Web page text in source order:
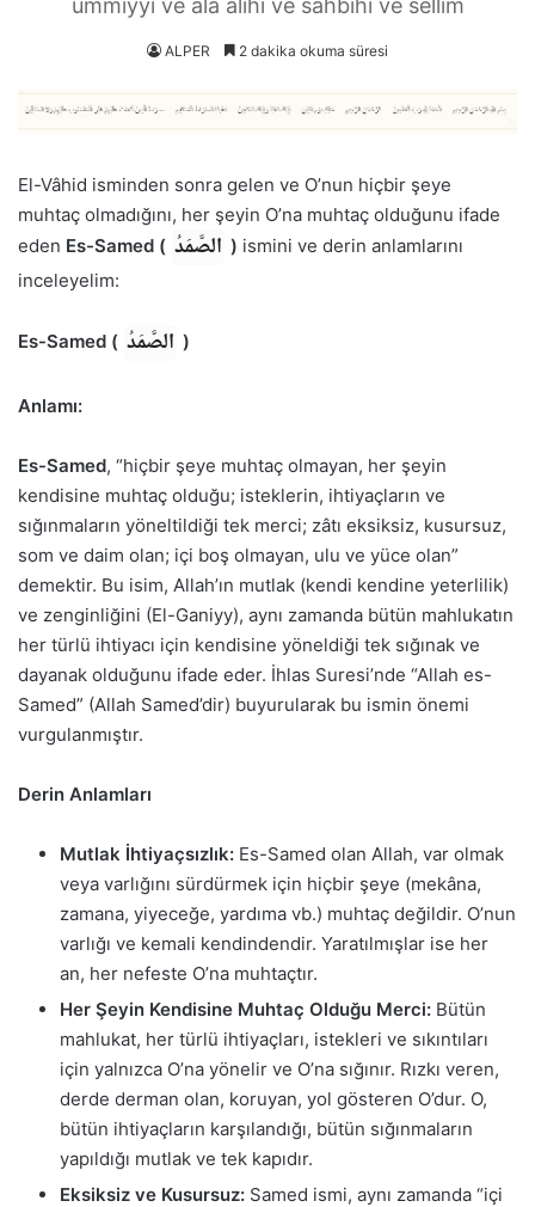
ümmiyyi ve alâ âlihî ve sahbihî ve sellim
ALPER 2 dakika okuma süresi
El-Vâhid isminden sonra gelen ve O’nun hiçbir şeye
muhtaç olmadığını, her şeyin O’na muhtaç olduğunu ifade
eden Es-Samed ( الصَّمَدُ ) ismini ve derin anlamlarını
inceleyelim:
Es-Samed ( الصَّمَدُ )
Anlamı:
Es-Samed, “hiçbir şeye muhtaç olmayan, her şeyin
kendisine muhtaç olduğu; isteklerin, ihtiyaçların ve
sığınmaların yöneltildiği tek merci; zâtı eksiksiz, kusursuz,
som ve daim olan; içi boş olmayan, ulu ve yüce olan”
demektir. Bu isim, Allah’ın mutlak (kendi kendine yeterlilik)
ve zenginliğini (El-Ganiyy), aynı zamanda bütün mahlukatın
her türlü ihtiyacı için kendisine yöneldiği tek sığınak ve
dayanak olduğunu ifade eder. İhlas Suresi’nde “Allah es-
Samed” (Allah Samed’dir) buyurularak bu ismin önemi
vurgulanmıştır.
Derin Anlamları
Mutlak İhtiyaçsızlık: Es-Samed olan Allah, var olmak
veya varlığını sürdürmek için hiçbir şeye (mekâna,
zamana, yiyeceğe, yardıma vb.) muhtaç değildir. O’nun
varlığı ve kemali kendindendir. Yaratılmışlar ise her
an, her nefeste O’na muhtaçtır.
Her Şeyin Kendisine Muhtaç Olduğu Merci: Bütün
mahlukat, her türlü ihtiyaçları, istekleri ve sıkıntıları
için yalnızca O’na yönelir ve O’na sığınır. Rızkı veren,
derde derman olan, koruyan, yol gösteren O’dur. O,
bütün ihtiyaçların karşılandığı, bütün sığınmaların
yapıldığı mutlak ve tek kapıdır.
Eksiksiz ve Kusursuz: Samed ismi, aynı zamanda “içi